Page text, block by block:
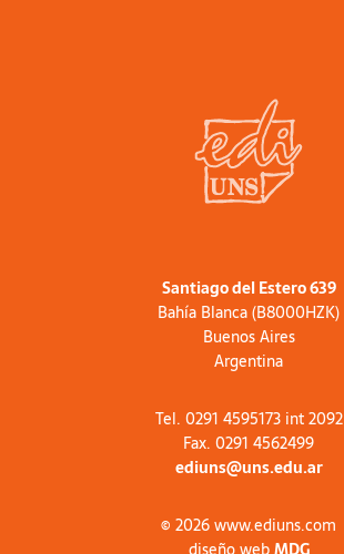
Santiago del Estero 639
Bahía Blanca (B8000HZK)
Buenos Aires
Argentina
Tel. 0291 4595173 int 2092
Fax. 0291 4562499
ediuns@uns.edu.ar
© 2026 www.ediuns.com